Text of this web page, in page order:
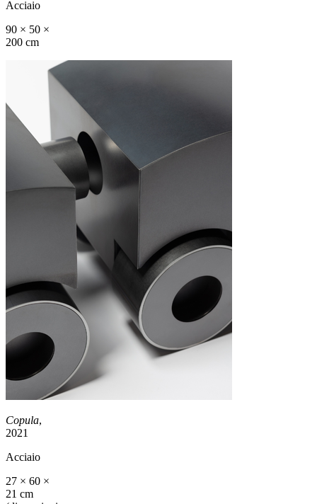
Acciaio
90 × 50 ×
200 cm
Copula,
2021
Acciaio
27 × 60 ×
21 cm